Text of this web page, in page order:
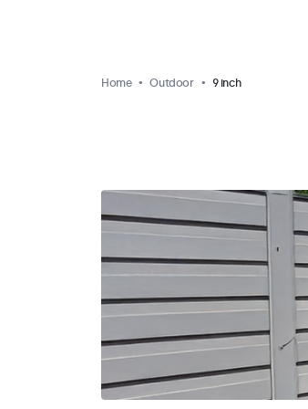
Home Outdoor 9 inch